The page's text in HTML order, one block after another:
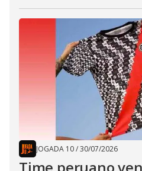
JOGADA 10/30/07/2026